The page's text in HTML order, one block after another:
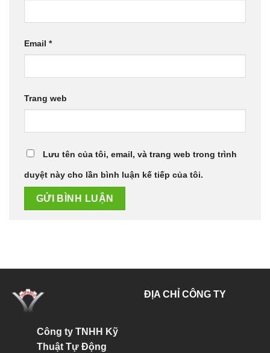
Email *
Trang web
Lưu tên của tôi, email, và trang web trong trình
duyệt này cho lần bình luận kế tiếp của tôi.
Công ty TNHH Kỹ
Thuật Tự Động
ĐỊA CHỈ CÔNG TY